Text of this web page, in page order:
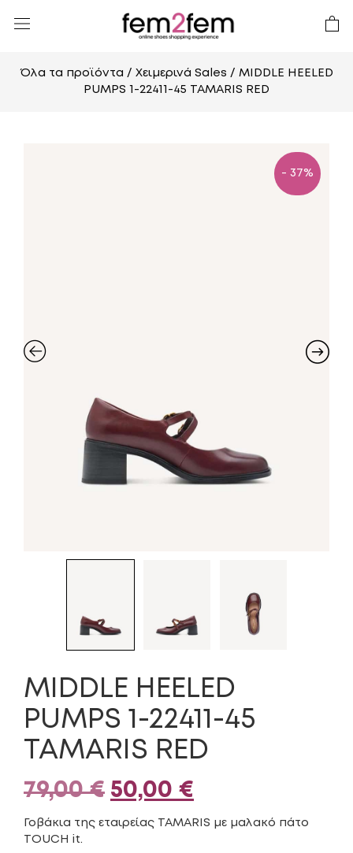
Όλα τα προϊόντα / Χειμερινά Sales / MIDDLE HEELED
PUMPS 1-22411-45 TAMARIS RED
- 37%
MIDDLE HEELED
PUMPS 1-22411-45
TAMARIS RED
79,00€ Original
price
50,00 €
τρέχουσα
Γοβάκια της εταιρείας TAMARIS με μαλακό πάτο
TOUCH it.